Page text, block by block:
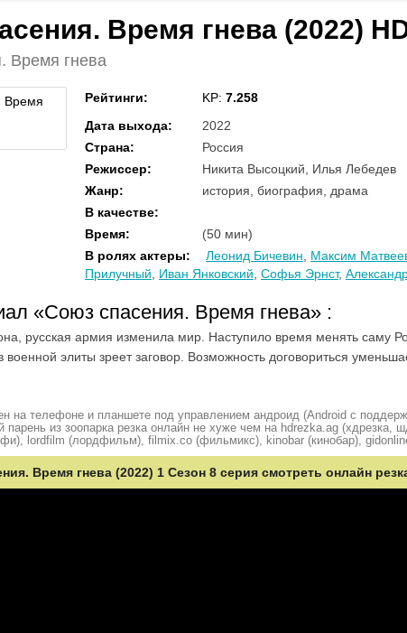
Время гнева (2022)
Время гнева
Рейтинги: KP: 7.258
Дата выхода:
2022
Страна:
Россия
Режиссер:
Никита Высоцкий, Илья Лебедев
Жанр:
история, биография, драма
В качестве:
Время:
(50 мин)
В ролях актеры: Леонид Бичевин Максим
Прилучный
Иван Янковский Софья Эрнст,
«Союз спасения. Время гнева» :
русская армия изменила мир. Наступило время менять саму
элиты зреет заговор. Возможность договориться
на телефоне и планшете под управлением андроид (Android с
из зоопарка резка онлайн не хуже чем на hdrezka.ag (хдрезка,
lordfilm (лордфильм), filmix.co (фильмикс), kinobar (кинобар),
Время гнева (2022) 1 Сезон 8 серия смотреть онлайн